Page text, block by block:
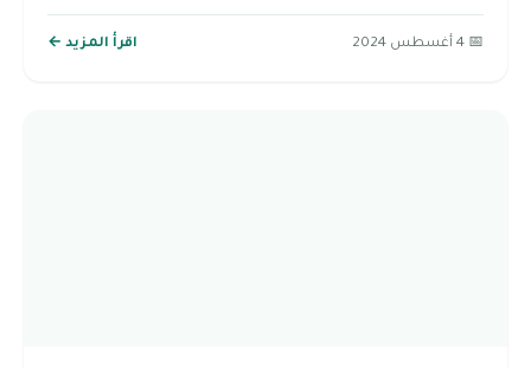
📅 4 أغسطس 2024 اقرأ المزيد ←